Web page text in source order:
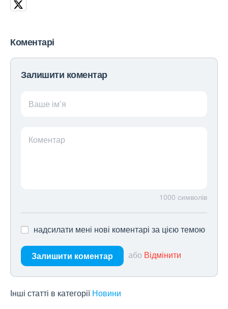
Коментарі
Залишити коментар
Ваше ім’я
Коментар
1000 символів
надсилати мені нові коментарі за цією темою
Залишити коментар або Відмінити
Інші статті в категорії Новини